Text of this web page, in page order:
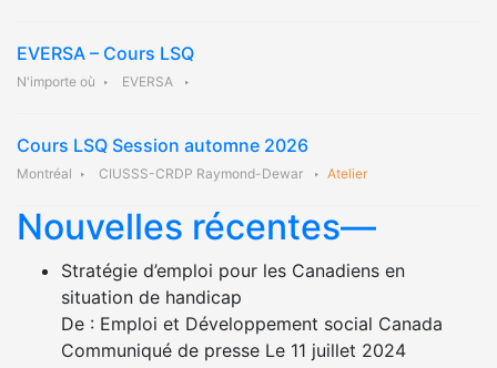
EVERSA – Cours LSQ
N'importe où EVERSA
Cours LSQ Session automne 2026
Montréal CIUSSS-CRDP Raymond-Dewar Atelier
Nouvelles récentes—
Stratégie d’emploi pour les Canadiens en
situation de handicap
De : Emploi et Développement social Canada
Communiqué de presse Le 11 juillet 2024